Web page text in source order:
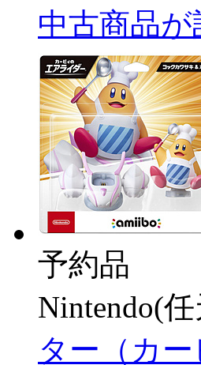
中古商品
予約品
Nintendo(
ター（カ